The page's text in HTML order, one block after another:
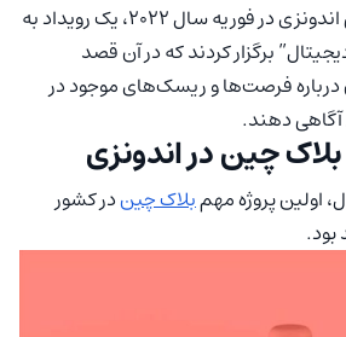
همچنین وزارت بازرگانی اندونزی در فوریه سال ۲۰۲۲، یک رویداد به
برگزار کردند که در آن قصد
درباره فرصت‌ها و ریسک‌های موجود در
دهند.
چین در اندونزی
اولین پروژه مهمبلاک چیندر کشور
بود.